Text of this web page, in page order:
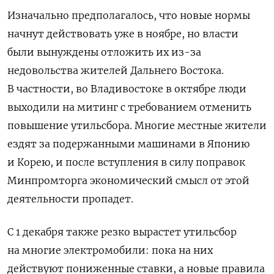
Изначально предполагалось, что новые нормы
начнут действовать уже в ноябре, но власти
были вынуждены отложить их из-за
недовольства жителей Дальнего Востока.
В частности, во Владивостоке в октябре люди
выходили на митинг с требованием отменить
повышение утильсбора. Многие местные жители
ездят за подержанными машинами в Японию
и Корею, и после вступления в силу поправок
Минпромторга экономический смысл от этой
деятельности пропадет.
С 1 декабря также резко вырастет утильсбор
на многие электромобили: пока на них
действуют пониженные ставки, а новые правила